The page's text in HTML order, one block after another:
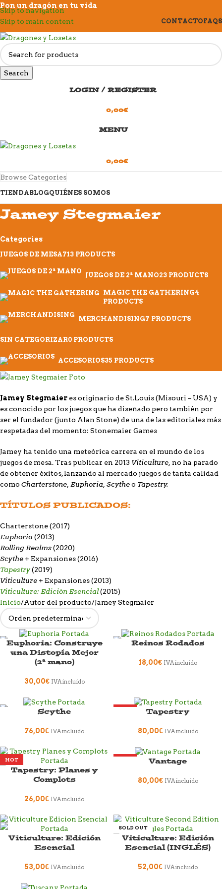
Skip to navigation
Skip to main content
Pon un dragón en tu vida
CONTACTOFAQS
Search
LOGIN / REGISTER
0,00€
MENU
0,00€
Browse Categories
TIENDABLOGQUIÉNES SOMOS
Jamey Stegmaier
Categories
JUEGOS DE MESA713 PRODUCTS
JUEGOS DE 2ª MANO23 PRODUCTS
MAGIC THE GATHERING4
PRODUCTS
MERCHANDISING7 PRODUCTS
SIN CATEGORIZAR0 PRODUCTS
ACCESORIOS35 PRODUCTS
Jamey Stegmaier es originario de St.Louis (Misouri – USA) y
es conocido por los juegos que ha diseñado pero también por
ser el fundador (junto Alan Stone) de una de las editoriales más
respetadas del momento: Stonemaier Games
Jamey ha tenido una meteórica carrera en el mundo de los
juegos de mesa. Tras publicar en 2013 Viticulture, no ha parado
de obtener éxitos, lanzando al mercado juegos de tanta calidad
como Charterstone, Euphoria, Scytheo Tapestry.
TÍTULOS PUBLICADOS:
Charterstone(2017)
Euphoria(2013)
Rolling Realms(2020)
Scythe + Expansiones (2016)
Tapestry(2019)
Viticulture + Expansiones (2013)
Viticulture: Edición Esencial(2015)
Inicio Autor del producto Jamey Stegmaier
Euphoria: Construye
una Distopía Mejor
(2ª mano)
30,00€ IVA incluido
Reinos Rodados
18,00€ IVA incluido
Scythe
76,00€ IVA incluido
Tapestry
80,00€ IVA incluido
HOT
Tapestry: Planes y
Complots
26,00€ IVA incluido
Vantage
80,00€ IVA incluido
Viticulture: Edición
Esencial
53,00€ IVA incluido
SOLD OUT
Viticulture: Edición
Esencial (INGLÉS)
52,00€ IVA incluido